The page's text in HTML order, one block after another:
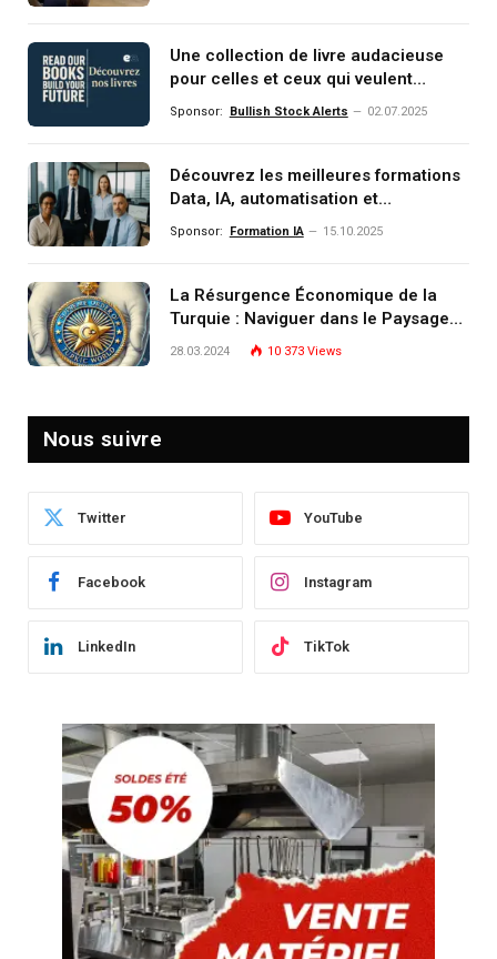
Une collection de livre audacieuse
pour celles et ceux qui veulent
Sponsor: Bullish Stock Alerts 02.07.2025
Découvrez les meilleures formations
Data, IA, automatisation et
Sponsor: Formation IA 15.10.2025
La Résurgence Économique de la
Turquie : Naviguer dans le Paysage
28.03.2024 10 373 Views
Nous suivre
Twitter YouTube
Facebook Instagram
LinkedIn TikTok